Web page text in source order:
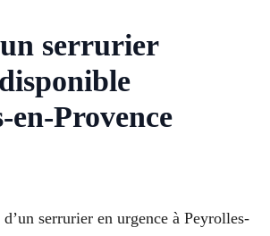
serrurier
en-Provence
serrurier en urgence à Peyrolles-